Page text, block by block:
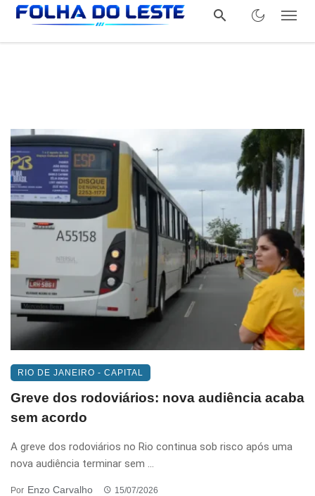
RIO DE JANEIRO - CAPITAL
Greve dos rodoviários: nova audiência acaba
sem acordo
A greve dos rodoviários no Rio continua sob risco após uma
nova audiência terminar sem ...
Por Enzo Carvalho 15/07/2026